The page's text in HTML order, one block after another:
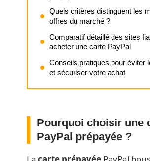
Quels critères distinguent les
offres du marché ?
Comparatif détaillé des sites
acheter une carte PayPal
Conseils pratiques pour éviter
et sécuriser votre achat
Pourquoi choisir une
PayPal prépayée ?